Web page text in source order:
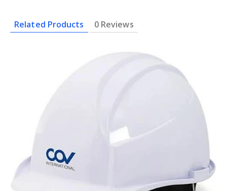
Related Products 0 Reviews